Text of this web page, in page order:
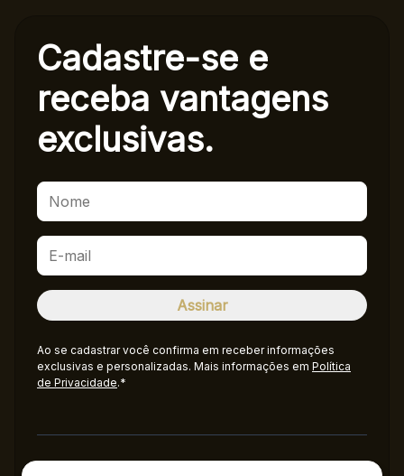
Cadastre-se e
receba vantagens
exclusivas.
Ao se cadastrar você confirma em receber informações
exclusivas e personalizadas. Mais informações em Política
de Privacidade.*